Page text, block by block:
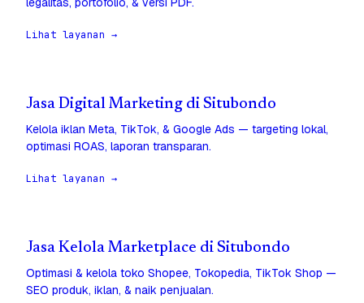
Lihat layanan →
Jasa Digital Marketing di Situbondo
Kelola iklan Meta, TikTok, & Google Ads — targeting lokal,
optimasi ROAS, laporan transparan.
Lihat layanan →
Jasa Kelola Marketplace di Situbondo
Optimasi & kelola toko Shopee, Tokopedia, TikTok Shop —
SEO produk, iklan, & naik penjualan.